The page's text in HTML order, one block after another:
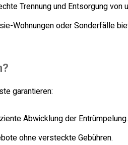
Trennung und Entsorgung von
Wohnungen oder Sonderfälle
garantieren:
Abwicklung der Entrümpelung.
ohne versteckte Gebühren.